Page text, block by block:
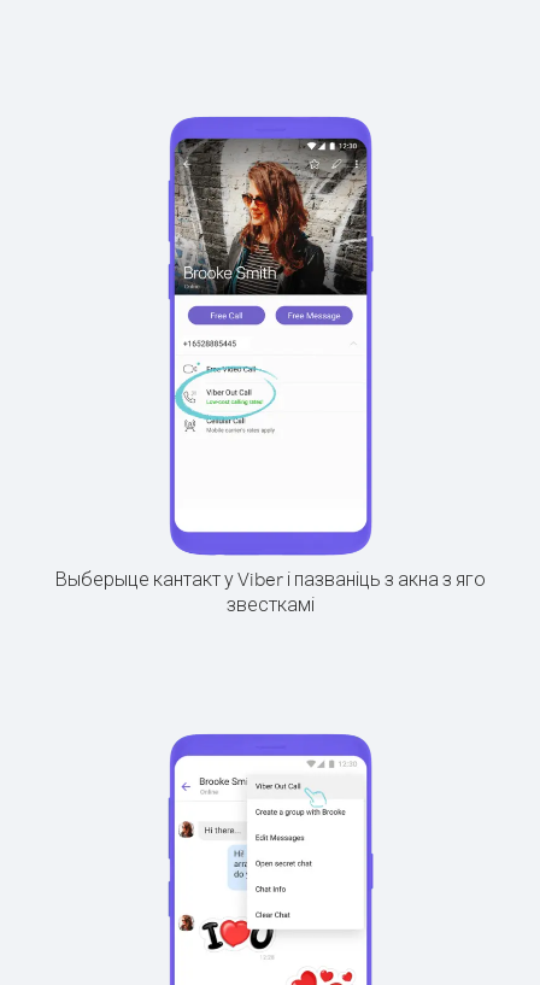
Выберыце кантакт у Viber і пазваніць з акна з яго
звесткамі